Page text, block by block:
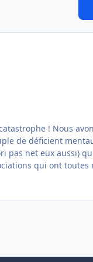
de déficient
pas net eux aussi)
qui ont toutes